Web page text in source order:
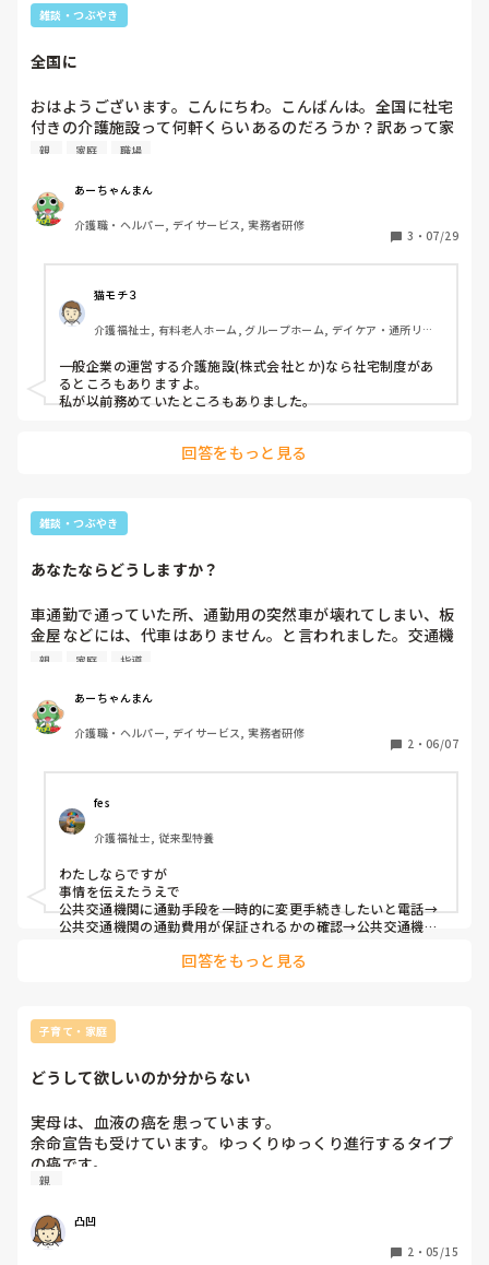
雑談・つぶやき
全国に
おはようございます。こんにちわ。こんばんは。全国に社宅
付きの介護施設って何軒くらいあるのだろうか？訳あって家
を追い出されてしまったんですよね！
親 家庭 職場
あーちゃんまん
介護職・ヘルパー, デイサービス, 実務者研修
3 ・ 07/29
猫モチ３
介護福祉士, 有料老人ホーム, グループホーム, デイケア・通所リハ,
一般企業の運営する介護施設(株式会社とか)なら社宅制度があ
るところもありますよ。
私が以前務めていたところもありました。
回答をもっと見る
雑談・つぶやき
あなたならどうしますか？
車通勤で通っていた所、通勤用の突然車が壊れてしまい、板
金屋などには、代車はありません。と言われました。交通機
関は、一日五本しかないバスで最寄り駅まで約300円会社ま
わからない！あと、自分の周囲の人も車を使ってたりして交
通手段がなくなった！！その状況で、会社は何も助けはして
くれず、半月くらい休んでしまった！！どうしますか？
一応、自分は会社に伝えて置きましたが、足を探すべくなか
なか連絡取れなくて、指導という形になりました。
親 家庭 指導
あーちゃんまん
介護職・ヘルパー, デイサービス, 実務者研修
2 ・ 06/07
fes
介護福祉士, 従来型特養
わたしならですが
事情を伝えたうえで
公共交通機関に通勤手段を一時的に変更手続きしたいと電話→
公共交通機関の通勤費用が保証されるかの確認→公共交通機関
回答をもっと見る
子育て・家庭
どうして欲しいのか分からない
実母は、血液の癌を患っています。
余命宣告も受けています。ゆっくりゆっくり進行するタイプ
の癌です。
症状としては、極度の貧血状態になる事があり動けなくなっ
診断されてすぐの頃には、化学療法で入院をしました。
基本的に対処療法しかありません。完治しない癌です。
凸凹
2 ・ 05/15